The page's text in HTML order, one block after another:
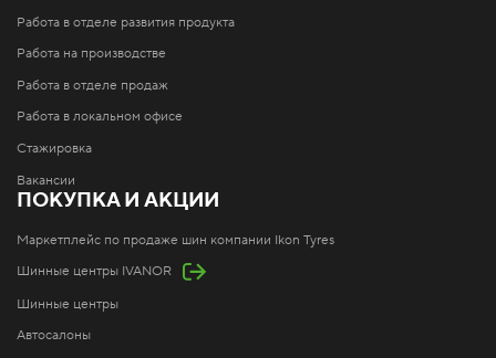
Работа в отделе развития продукта
Работа на производстве
Работа в отделе продаж
Работа в локальном офисе
Стажировка
Вакансии
ПОКУПКА И АКЦИИ
Маркетплейс по продаже шин компании Ikon Tyres
Шинные центры IVANOR
Шинные центры
Автосалоны